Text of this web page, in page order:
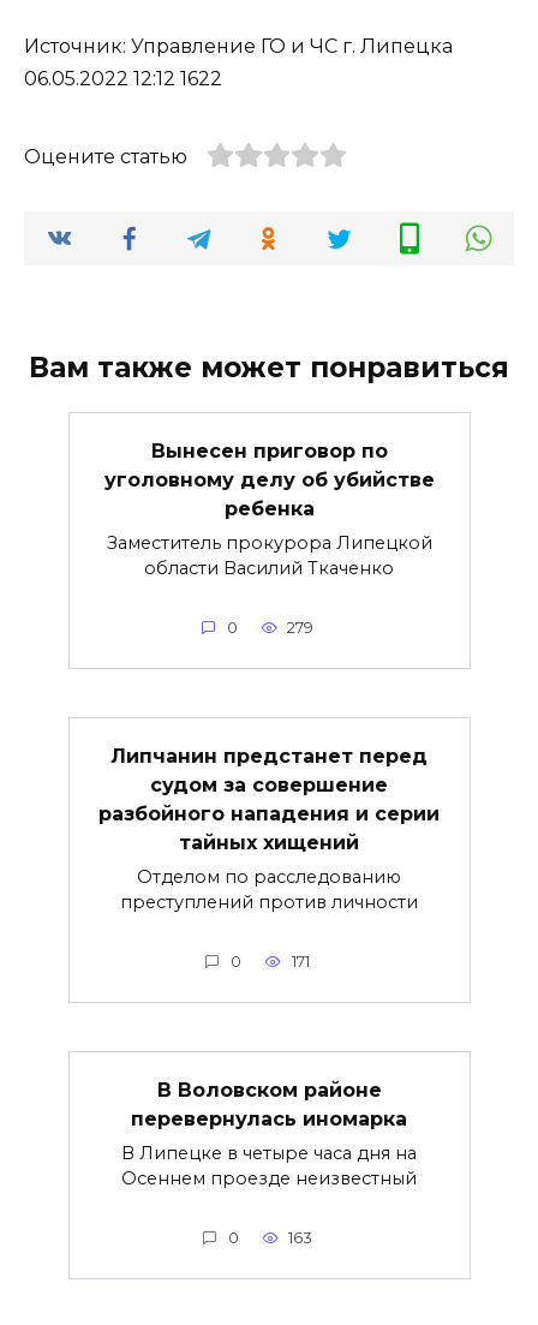
Источник: Управление ГО и ЧС г. Липецка
06.05.2022 12:12 1622
Оцените статью
Вам также может понравиться
Вынесен приговор по
уголовному делу об убийстве
ребенка
Заместитель прокурора Липецкой
области Василий Ткаченко
0 279
Липчанин предстанет перед
судом за совершение
разбойного нападения и серии
тайных хищений
Отделом по расследованию
преступлений против личности
0 171
В Воловском районе
перевернулась иномарка
В Липецке в четыре часа дня на
Осеннем проезде неизвестный
0 163